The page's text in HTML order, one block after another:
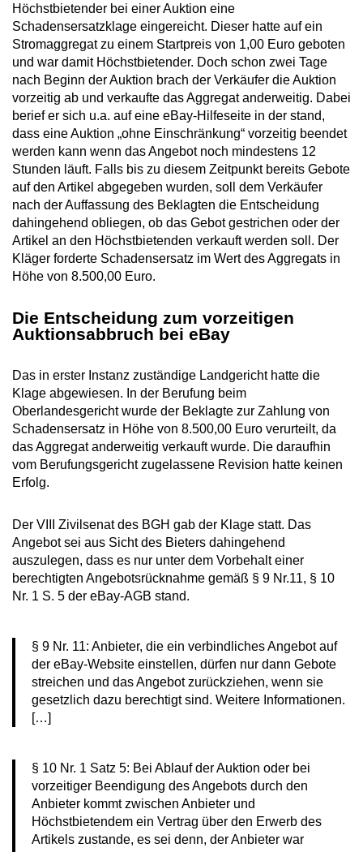
Höchstbietender bei einer Auktion eine
Schadensersatzklage eingereicht. Dieser hatte auf ein
Stromaggregat zu einem Startpreis von 1,00 Euro geboten
und war damit Höchstbietender. Doch schon zwei Tage
nach Beginn der Auktion brach der Verkäufer die Auktion
vorzeitig ab und verkaufte das Aggregat anderweitig. Dabei
berief er sich u.a. auf eine eBay-Hilfeseite in der stand,
dass eine Auktion „ohne Einschränkung“ vorzeitig beendet
werden kann wenn das Angebot noch mindestens 12
Stunden läuft. Falls bis zu diesem Zeitpunkt bereits Gebote
auf den Artikel abgegeben wurden, soll dem Verkäufer
nach der Auffassung des Beklagten die Entscheidung
dahingehend obliegen, ob das Gebot gestrichen oder der
Artikel an den Höchstbietenden verkauft werden soll. Der
Kläger forderte Schadensersatz im Wert des Aggregats in
Höhe von 8.500,00 Euro.
Die Entscheidung zum vorzeitigen
Auktionsabbruch bei eBay
Das in erster Instanz zuständige Landgericht hatte die
Klage abgewiesen. In der Berufung beim
Oberlandesgericht wurde der Beklagte zur Zahlung von
Schadensersatz in Höhe von 8.500,00 Euro verurteilt, da
das Aggregat anderweitig verkauft wurde. Die daraufhin
vom Berufungsgericht zugelassene Revision hatte keinen
Erfolg.
Der VIII Zivilsenat des BGH gab der Klage statt. Das
Angebot sei aus Sicht des Bieters dahingehend
auszulegen, dass es nur unter dem Vorbehalt einer
berechtigten Angebotsrücknahme gemäß § 9 Nr.11, § 10
Nr. 1 S. 5 der eBay-AGB stand.
§ 9 Nr. 11: Anbieter, die ein verbindliches Angebot auf
der eBay-Website einstellen, dürfen nur dann Gebote
streichen und das Angebot zurückziehen, wenn sie
gesetzlich dazu berechtigt sind. Weitere Informationen.
[…]
§ 10 Nr. 1 Satz 5: Bei Ablauf der Auktion oder bei
vorzeitiger Beendigung des Angebots durch den
Anbieter kommt zwischen Anbieter und
Höchstbietendem ein Vertrag über den Erwerb des
Artikels zustande, es sei denn, der Anbieter war